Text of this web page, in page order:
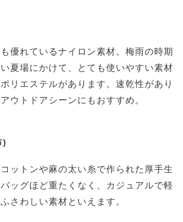
優れているナイロン素材。梅雨の時期
夏場にかけて、とても使いやすい素材
リエステルがあります。速乾性があり
ウトドアシーンにもおすすめ。
)
ットンや麻の太い糸で作られた厚手生
ッグほど重たくなく、カジュアルで軽
さわしい素材といえます。